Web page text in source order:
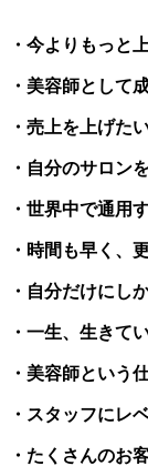
・今よりもっと
・美容師として
・売上を上げた
・自分のサロン
・世界中で通用
・時間も早く、
・自分だけにし
・一生、生きて
・美容師という
・スタッフにレ
・たくさんのお